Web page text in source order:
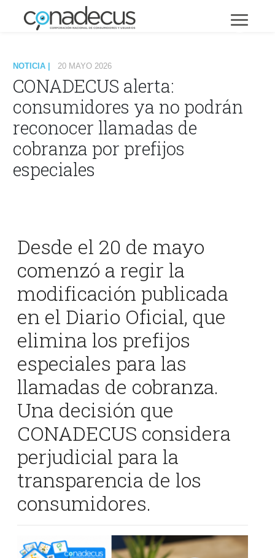
NOTICIA | 20 MAYO 2026
CONADECUS alerta:
consumidores ya no podrán
reconocer llamadas de
cobranza por prefijos
especiales
Desde el 20 de mayo
comenzó a regir la
modificación publicada
en el Diario Oficial, que
elimina los prefijos
especiales para las
llamadas de cobranza.
Una decisión que
CONADECUS considera
perjudicial para la
transparencia de los
consumidores.